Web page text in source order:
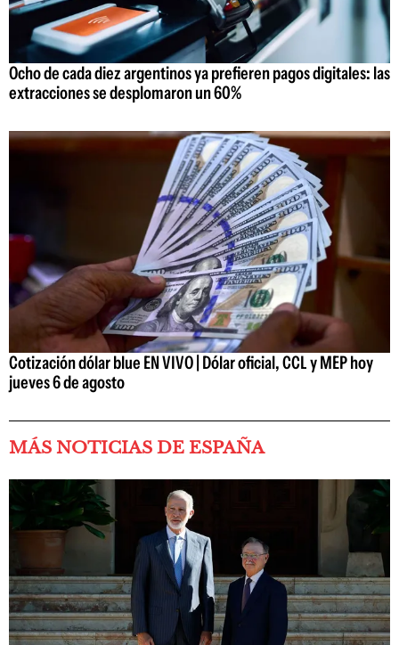
Ocho de cada diez argentinos ya prefieren pagos digitales: las
extracciones se desplomaron un 60%
Cotización dólar blue EN VIVO | Dólar oficial, CCL y MEP hoy
jueves 6 de agosto
MÁS NOTICIAS DE ESPAÑA